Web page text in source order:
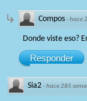
Compos ·hace
Donde viste eso?
Responder
Sia2 ·hace 285